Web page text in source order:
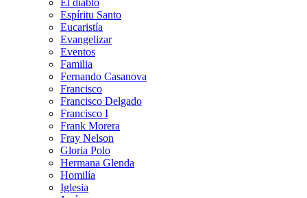
El diablo
Espíritu Santo
Eucaristía
Evangelizar
Eventos
Familia
Fernando Casanova
Francisco
Francisco Delgado
Francisco I
Frank Morera
Fray Nelson
Gloria Polo
Hermana Glenda
Homilía
Iglesia